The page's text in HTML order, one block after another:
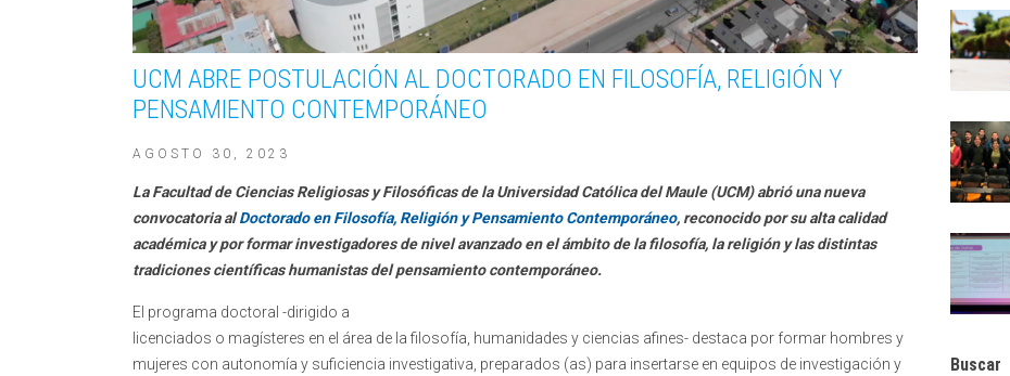
UCM ABRE POSTULACIÓN AL DOCTORADO EN FILOSOFÍA, RELIGIÓN Y
PENSAMIENTO CONTEMPORÁNEO
AGOSTO 30, 2023
La Facultad de Ciencias Religiosas y Filosóficas de la Universidad Católica del Maule (UCM) abrió una nueva
convocatoria alDoctorado en Filosofía, Religión y Pensamiento Contemporáneo, reconocido por su alta calidad
académica y por formar investigadores de nivel avanzado en el ámbito de la filosofía, la religión y las distintas
tradiciones científicas humanistas del pensamiento contemporáneo.
El programa doctoral -dirigido a
licenciados o magísteres en el área de la filosofía, humanidades y ciencias afines- destaca por formar hombres y
mujeres con autonomía y suficiencia investigativa, preparados (as) para insertarse en equipos de investigación y
Buscar